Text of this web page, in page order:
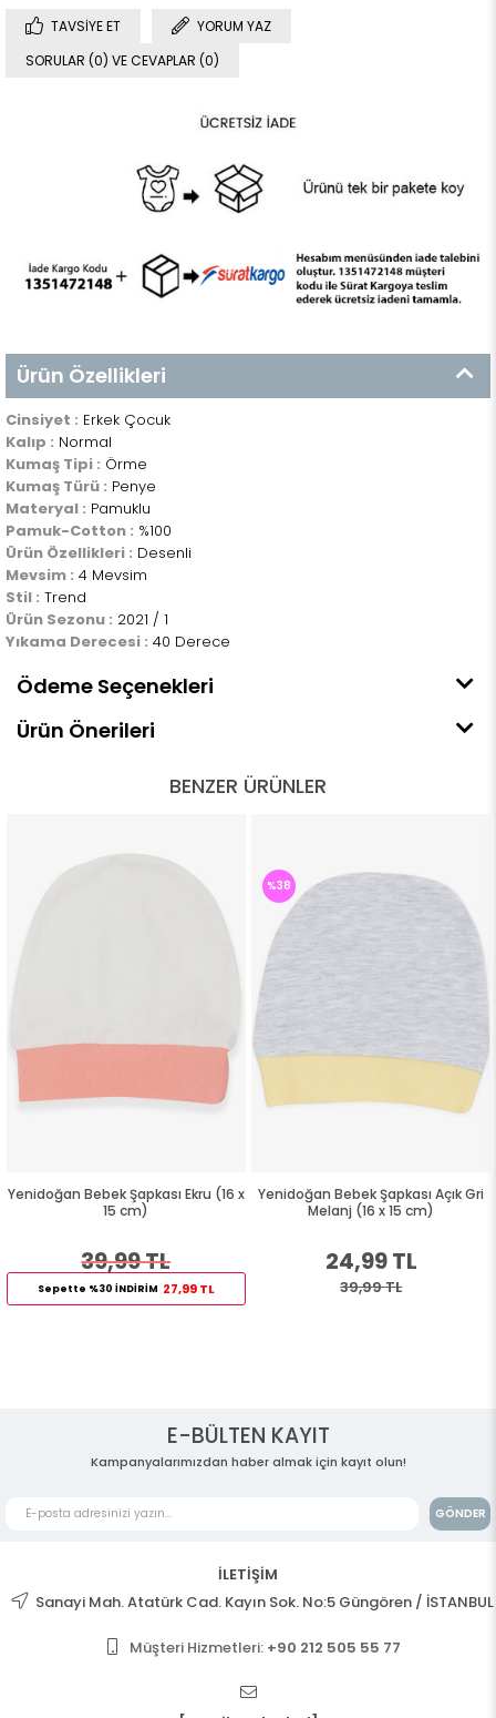
TAVSIYE ET
YORUM YAZ
SORULAR (0) VE CEVAPLAR (0)
Ürün Özellikleri
Cinsiyet : Erkek Çocuk
Kalıp : Normal
Kumaş Tipi : Örme
Kumaş Türü : Penye
Materyal : Pamuklu
Pamuk-Cotton : %100
Ürün Özellikleri : Desenli
Mevsim : 4 Mevsim
Stil : Trend
Ürün Sezonu : 2021 / 1
Yıkama Derecesi : 40 Derece
Ödeme Seçenekleri
Ürün Önerileri
BENZER ÜRÜNLER
Yenidoğan Bebek Şapkası Ekru (16 x
15 cm)
39,99 TL
Sepette %30 İNDİRİM 27,99 TL
Yenidoğan Bebek Şapkası Açık Gri
Melanj (16 x 15 cm)
24,99 TL
39,99 TL
%38
E-BÜLTEN KAYIT
Kampanyalarımızdan haber almak için kayıt olun!
GÖNDER
İLETİŞİM
Sanayi Mah. Atatürk Cad. Kayın Sok. No:5 Güngören / İSTANBUL
Müşteri Hizmetleri: +90 212 505 55 77